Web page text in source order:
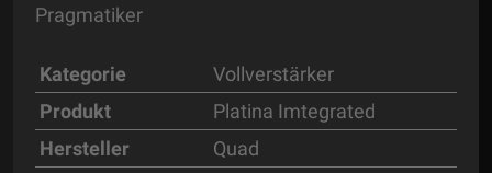
Pragmatiker
Kategorie
Vollverstärker
Produkt
Platina Imtegrated
Hersteller
Quad